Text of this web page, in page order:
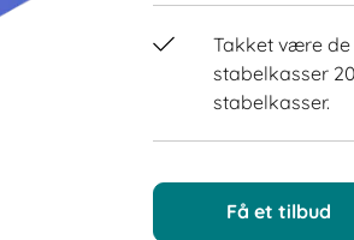
Takket være de
stabelkasser
stabelkasser.
Få et tilbud